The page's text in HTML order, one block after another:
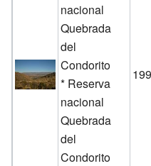
nacional
Quebrada
del
Condorito
* Reserva
nacional
Quebrada
del
Condorito